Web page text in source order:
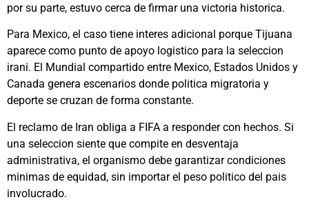
por su parte, estuvo cerca de firmar una victoria historica.
Para Mexico, el caso tiene interes adicional porque Tijuana
aparece como punto de apoyo logistico para la seleccion
irani. El Mundial compartido entre Mexico, Estados Unidos y
Canada genera escenarios donde politica migratoria y
deporte se cruzan de forma constante.
El reclamo de Iran obliga a FIFA a responder con hechos. Si
una seleccion siente que compite en desventaja
administrativa, el organismo debe garantizar condiciones
minimas de equidad, sin importar el peso politico del pais
involucrado.